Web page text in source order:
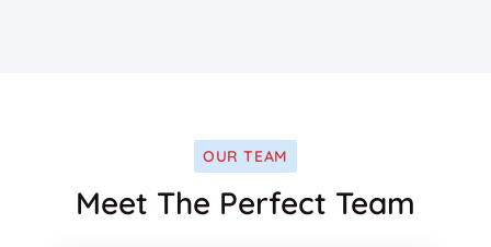
OUR TEAM
Meet The Perfect Team